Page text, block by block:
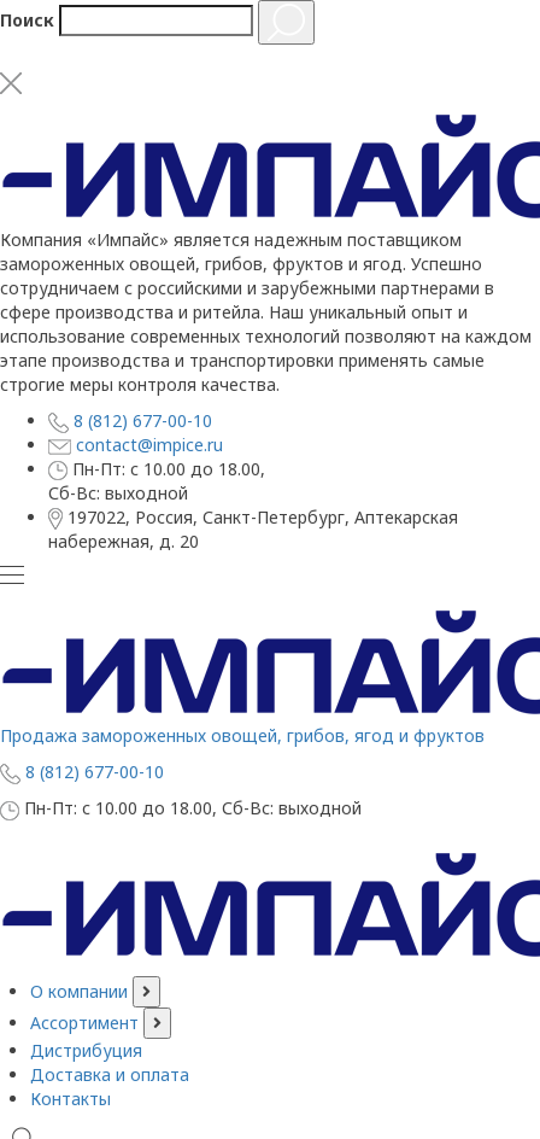
Поиск
Компания «Импайс» является надежным поставщиком
замороженных овощей, грибов, фруктов и ягод. Успешно
сотрудничаем с российскими и зарубежными партнерами в
сфере производства и ритейла. Наш уникальный опыт и
использование современных технологий позволяют на каждом
этапе производства и транспортировки применять самые
строгие меры контроля качества.
8 (812) 677-00-10
contact@impice.ru
Пн-Пт: с 10.00 до 18.00,
Сб-Вс: выходной
197022, Россия, Санкт-Петербург, Аптекарская
набережная, д. 20
Продажа замороженных овощей, грибов, ягод и фруктов
8 (812) 677-00-10
Пн-Пт: с 10.00 до 18.00, Сб-Вс: выходной
О компании
Ассортимент
Дистрибуция
Доставка и оплата
Контакты